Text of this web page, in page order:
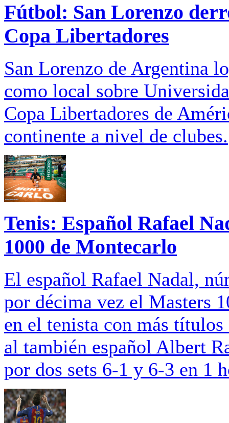
Fútbol: San Lorenzo
Copa Libertadores
San Lorenzo de Argentina
como local sobre
Copa Libertadores de
continente a nivel de clubes.
Tenis: Español Rafael
1000 de Montecarlo
El español Rafael Nadal,
por décima vez el Masters
en el tenista con más
al también español Albert
por dos sets 6-1 y 6-3 en 1